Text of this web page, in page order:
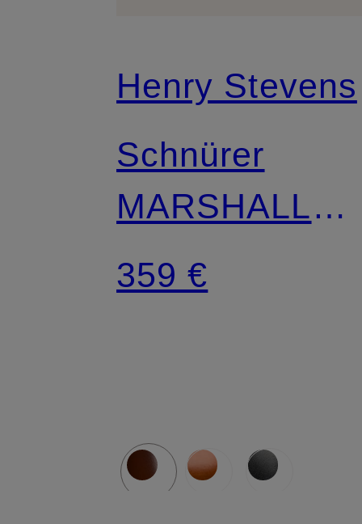
Henry Stevens
Schnürer
MARSHALL
PD
359 €